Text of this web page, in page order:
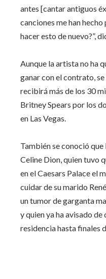
antes [cantar antiguos
canciones me han
hacer esto de nuevo?”,
Aunque la artista no ha
ganar con el contrato,
recibirá más de los 30
Britney Spears por los
en Las Vegas.
También se conoció
Celine Dion, quien tuvo
en el Caesars Palace el
cuidar de su marido
un tumor de garganta
y quien ya ha avisado de
residencia hasta finales